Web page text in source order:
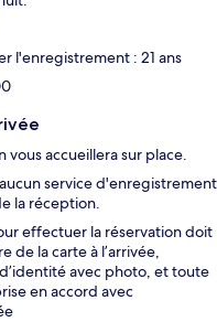
l'enregistrement : 21 ans
vous accueillera sur place.
service d'enregistrement
la réception.
effectuer la réservation doit
de la carte à l’arrivée,
avec photo, et toute
en accord avec